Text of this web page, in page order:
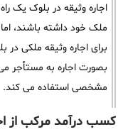
اجاره وثیقه در بلوک یک
ملک خود داشته باشند،
برای اجاره وثیقه ملکی
بصورت اجاره به مستأجر
مشخصی استفاده می کند.
کسب درآمد مرکب از